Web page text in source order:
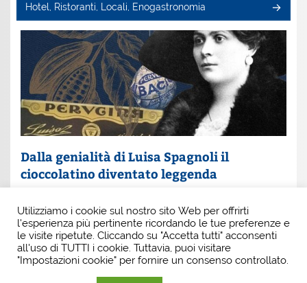
Hotel, Ristoranti, Locali, Enogastronomia
Dalla genialità di Luisa Spagnoli il
cioccolatino diventato leggenda
Spagnoli. È lei la donna che, con intuito e coraggio, ha
scritto una pagina indimenticabile della
Utilizziamo i cookie sul nostro sito Web per offrirti
l'esperienza più pertinente ricordando le tue preferenze e
le visite ripetute. Cliccando su "Accetta tutti" acconsenti
all'uso di TUTTI i cookie. Tuttavia, puoi visitare
"Impostazioni cookie" per fornire un consenso controllato.